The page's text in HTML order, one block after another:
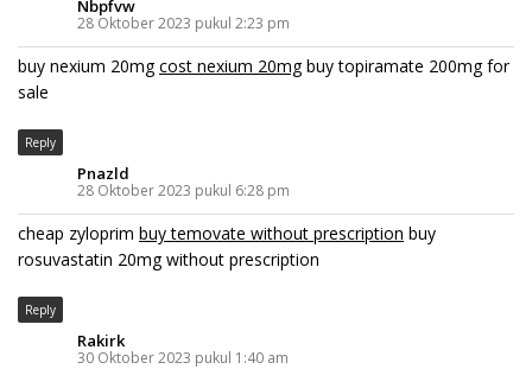
Nbpfvw
28 Oktober 2023 pukul 2:23 pm
buy nexium 20mgcost nexium 20mgbuy topiramate 200mg for
sale
Reply
Pnazld
28 Oktober 2023 pukul 6:28 pm
cheap zyloprim buy temovate without prescription buy
rosuvastatin 20mg without prescription
Reply
Rakirk
30 Oktober 2023 pukul 1:40 am